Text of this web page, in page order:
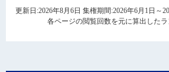
更新日:2026年8月6日 集権期間:2026年6月1日～
各ページの閲覧回数を元に算出したラ